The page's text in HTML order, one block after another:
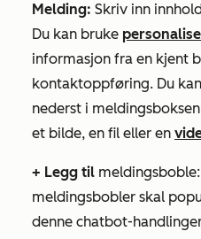
Melding: Skriv inn
Du kan bruke
informasjon fra en kjent
kontaktoppføring. Du
nederst i
et bilde, en fil eller en
+ Legg til
meldingsbobler skal
denne chatbot-